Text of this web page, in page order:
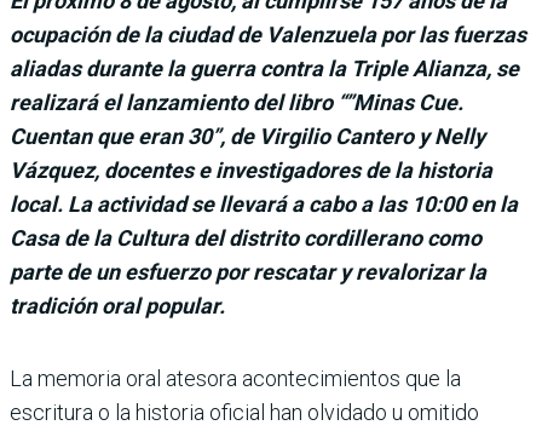
ocupación de la ciudad de Valenzuela por las fuerzas
aliadas durante la guerra contra la Triple Alianza, se
realizará el lanzamiento del libro “”Minas Cue.
Cuentan que eran 30”, de Virgilio Cantero y Nelly
Vázquez, docentes e investigadores de la historia
local. La actividad se llevará a cabo a las 10:00 en la
Casa de la Cultura del distrito cordillerano como
parte de un esfuerzo por rescatar y revalorizar la
tradición oral popular.
La memoria oral atesora acontecimientos que la
escritura o la historia oficial han olvidado u omitido